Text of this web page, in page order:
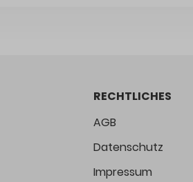
RECHTLICHES
AGB
Datenschutz
Impressum